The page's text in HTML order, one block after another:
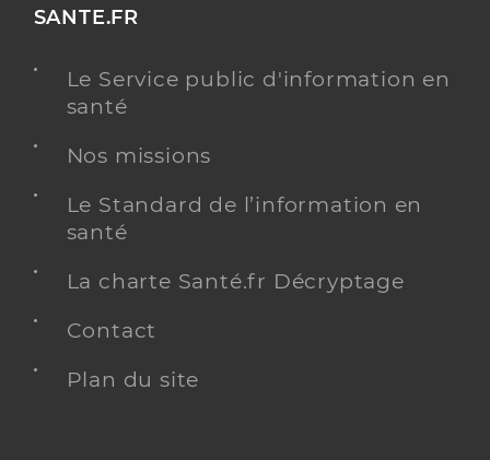
SANTE.FR
Le Service public d'information en
santé
Nos missions
Le Standard de l’information en
santé
La charte Santé.fr Décryptage
Contact
Plan du site